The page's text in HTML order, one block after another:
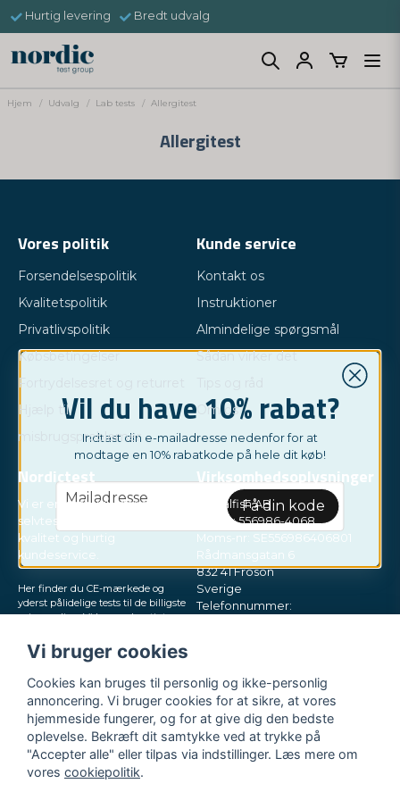
Hurtig levering Bredt udvalg
Hjem Udvalg Lab tests Allergitest
Allergitest
Vil du have 10% rabat?
Indtast din e-mailadresse nedenfor for at
modtage en 10% rabatkode på hele dit køb!
email
Mailadresse Få din kode
Vores politik
Forsendelsespolitik
Kvalitetspolitik
Privatlivspolitik
Købsbetingelser
Fortrydelsesret og returret
Hjælp til
misbrugsproblemer
Kunde service
Kontakt os
Instruktioner
Almindelige spørgsmål
Sådan virker det
Om os
Nordictest
Vi er en netbutik, der sælger
selvtests. Vores fokus er høj
kvalitet og hurtig
kundeservice.
Her finder du CE-mærkede og
yderst pålidelige tests til de billigste
priser online. Vi leverer hurtigt
diskrete pakker. Prøv os!
Virksomhedsoplysninger
Socialfish AB
Org.nr: 556986-4068
Moms-nr: SE556986406801
Rådmansgatan 6
832 41 Frösön
Sverige
Telefonnummer:
Man-fre kl. 10-17
Vi bruger cookies
Cookies kan bruges til personlig og ikke-personlig
annoncering. Vi bruger cookies for at sikre, at vores
hjemmeside fungerer, og for at give dig den bedste
oplevelse. Bekræft dit samtykke ved at trykke på
"Accepter alle" eller tilpas via indstillinger. Læs mere om
vores cookiepolitik.